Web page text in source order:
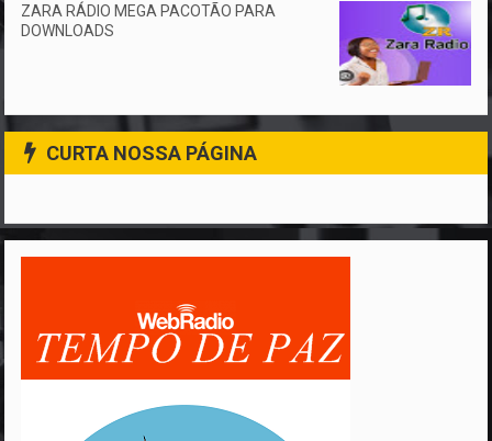
ZARA RÁDIO MEGA PACOTÃO PARA
DOWNLOADS
CURTA NOSSA PÁGINA